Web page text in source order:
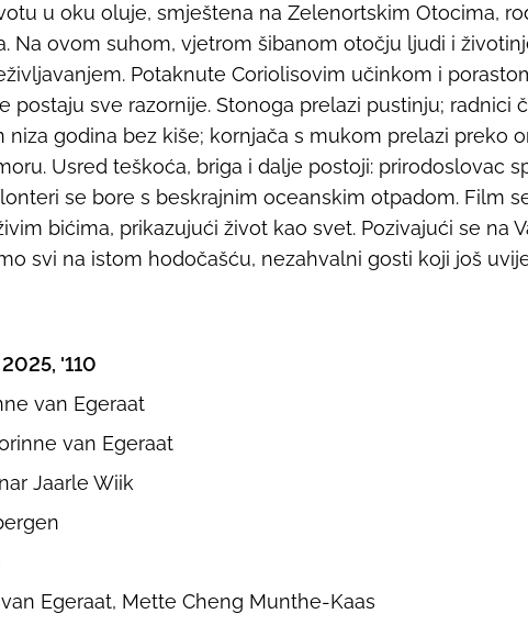
u oku oluje, smještena na Zelenortskim Otocima,
Na ovom suhom, vjetrom šibanom otočju ljudi i
Potaknute Coriolisovim učinkom i
postaju sve razornije. Stonoga prelazi pustinju; radnici
niza godina bez kiše; kornjača s mukom prelazi preko
Usred teškoća, briga i dalje postoji: prirodoslovac
se bore s beskrajnim oceanskim otpadom. Film
bićima, prikazujući život kao svet. Pozivajući se na
svi na istom hodočašću, nezahvalni gosti koji još
'110
van Egeraat
van Egeraat
Jaarle Wiik
Egeraat, Mette Cheng Munthe-Kaas